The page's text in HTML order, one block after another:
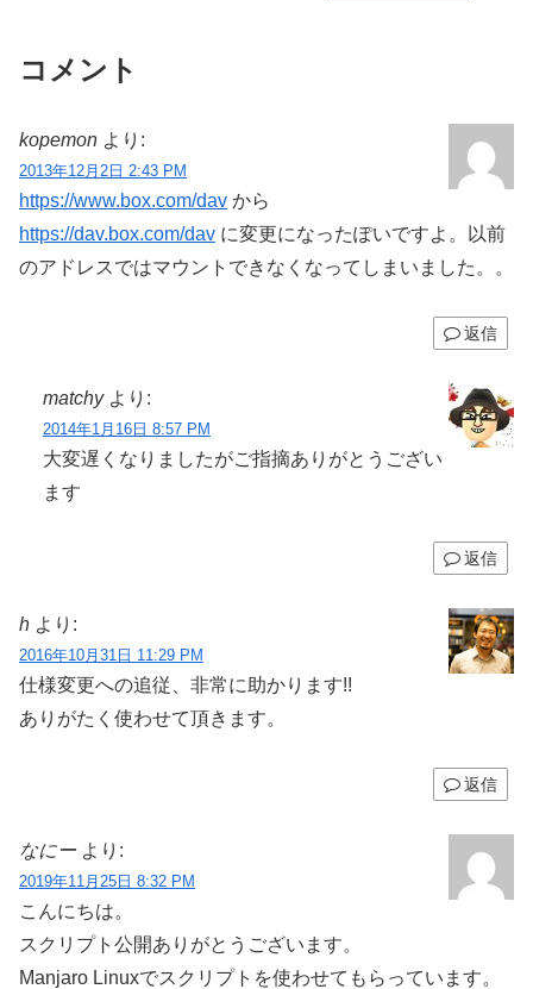
コメント
kopemon より:
2013年12月2日 2:43 PM
https://www.box.com/dav から
https://dav.box.com/dav に変更になったぽいですよ。以前
のアドレスではマウントできなくなってしまいました。。
返信
matchy より:
2014年1月16日 8:57 PM
大変遅くなりましたがご指摘ありがとうござい
ます
返信
h より:
2016年10月31日 11:29 PM
仕様変更への追従、非常に助かります!!
ありがたく使わせて頂きます。
返信
なにー より:
2019年11月25日 8:32 PM
こんにちは。
スクリプト公開ありがとうございます。
Manjaro Linuxでスクリプトを使わせてもらっています。